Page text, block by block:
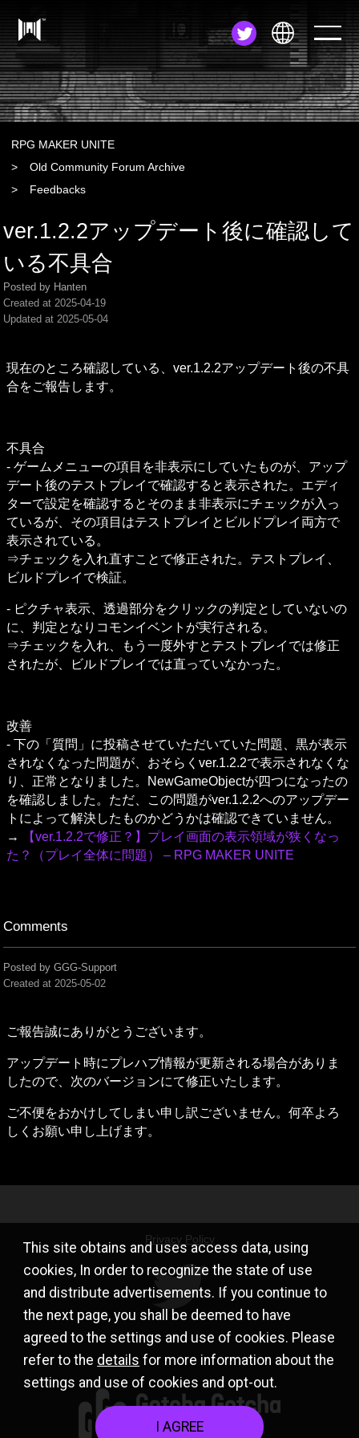
This site obtains and uses access data, using
cookies, In order to recognize the state of use
and distribute advertisements. If you continue to
the next page, you shall be deemed to have
agreed to the settings and use of cookies. Please
refer to the details for more information about the
settings and use of cookies and opt-out.
I AGREE
JA
EN
RPG MAKER UNITE
Old Community Forum Archive
Feedbacks
ver.1.2.2アップデート後に確認して
いる不具合
Posted by Hanten
Created at 2025-04-19
Updated at 2025-05-04
現在のところ確認している、ver.1.2.2アップデート後の不具
合をご報告します。
不具合
- ゲームメニューの項目を非表示にしていたものが、アップ
デート後のテストプレイで確認すると表示された。エディ
ターで設定を確認するとそのまま非表示にチェックが入っ
ているが、その項目はテストプレイとビルドプレイ両方で
表示されている。
⇒チェックを入れ直すことで修正された。テストプレイ、
ビルドプレイで検証。
- ピクチャ表示、透過部分をクリックの判定としていないの
に、判定となりコモンイベントが実行される。
⇒チェックを入れ、もう一度外すとテストプレイでは修正
されたが、ビルドプレイでは直っていなかった。
改善
- 下の「質問」に投稿させていただいていた問題、黒が表示
されなくなった問題が、おそらくver.1.2.2で表示されなくな
り、正常となりました。NewGameObjectが四つになったの
を確認しました。ただ、この問題がver.1.2.2へのアップデー
トによって解決したものかどうかは確認できていません。
→
【ver.1.2.2で修正？】プレイ画面の表示領域が狭くなっ
た？（プレイ全体に問題） – RPG MAKER UNITE
Comments
Posted by GGG-Support
Created at 2025-05-02
ご報告誠にありがとうございます。
アップデート時にプレハブ情報が更新される場合がありま
したので、次のバージョンにて修正いたします。
ご不便をおかけしてしまい申し訳ございません。何卒よろ
しくお願い申し上げます。
Privacy Policy